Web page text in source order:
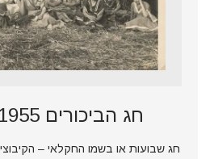
חג הביכורים 1955 ואחרי….
חג שבועות או בשמו החקלאי –